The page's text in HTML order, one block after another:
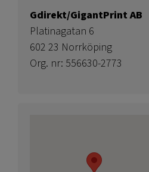
Gdirekt/GigantPrint AB
Platinagatan 6
602 23 Norrköping
Org. nr: 556630-2773